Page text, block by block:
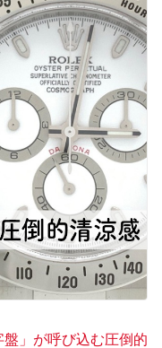
盤」が呼び込む圧倒的